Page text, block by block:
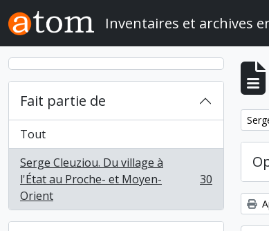
Skip to main content
Inventaires et archives
Fait partie de
Tout
Serge Cleuziou. Du village à
l'État au Proche- et Moyen-
Orient
, 30 résultats 30